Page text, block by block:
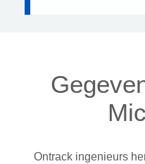
Ontrack ingenieurs